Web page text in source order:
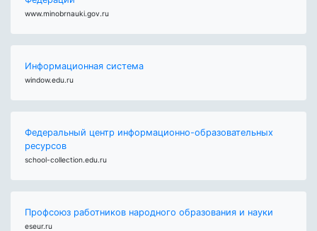
www.minobrnauki.gov.ru
Информационная система
window.edu.ru
Федеральный центр информационно-образовательных
ресурсов
school-collection.edu.ru
Профсоюз работников народного образования и науки
eseur.ru